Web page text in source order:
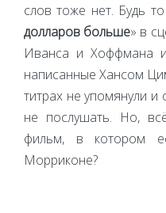
слов тоже нет. Будь
долларов больше» в
Иванса и Хоффмана
написанные Хансом
титрах не упомянули и
не послушать. Но,
фильм, в котором
Морриконе?